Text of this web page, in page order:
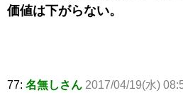
価値は下がらない。
77: 名無しさん 2017/04/19(水)